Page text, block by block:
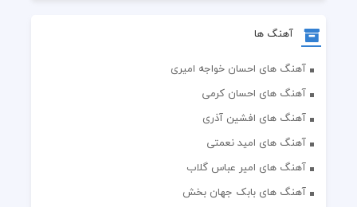
آهنگ ها
آهنگ های احسان خواجه امیری
آهنگ های احسان کرمی
آهنگ های افشین آذری
آهنگ های امید نعمتی
آهنگ های امیر عباس گلاب
آهنگ های بابک جهان بخش